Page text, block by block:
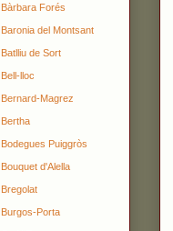
Bàrbara Forés
Baronia del Montsant
Batlliu de Sort
Bell-lloc
Bernard-Magrez
Bertha
Bodegues Puiggròs
Bouquet d'Alella
Bregolat
Burgos-Porta